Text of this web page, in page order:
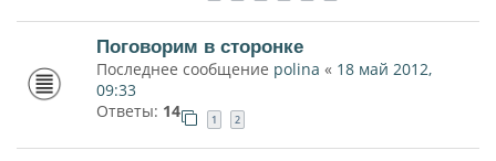
Поговорим в сторонке
Последнее сообщение polina « 18 май 2012,
09:33
Ответы: 14 1 2